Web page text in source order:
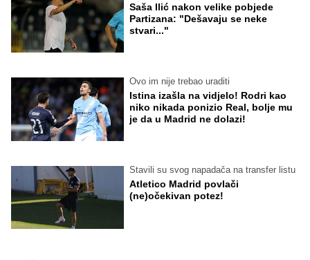
Saša Ilić nakon velike pobjede
Partizana: "Dešavaju se neke
stvari..."
Ovo im nije trebao uraditi
Istina izašla na vidjelo! Rodri kao
niko nikada ponizio Real, bolje mu
je da u Madrid ne dolazi!
Stavili su svog napadača na transfer listu
Atletico Madrid povlači
(ne)očekivan potez!